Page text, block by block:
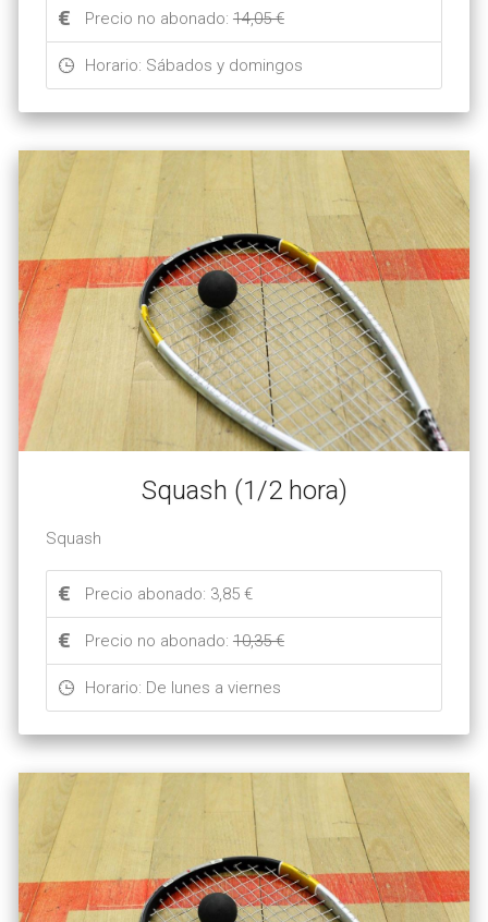
Precio no abonado: 14,05 €
Horario: Sábados y domingos
Squash (1/2 hora)
Squash
Precio abonado: 3,85 €
Precio no abonado: 10,35 €
Horario: De lunes a viernes